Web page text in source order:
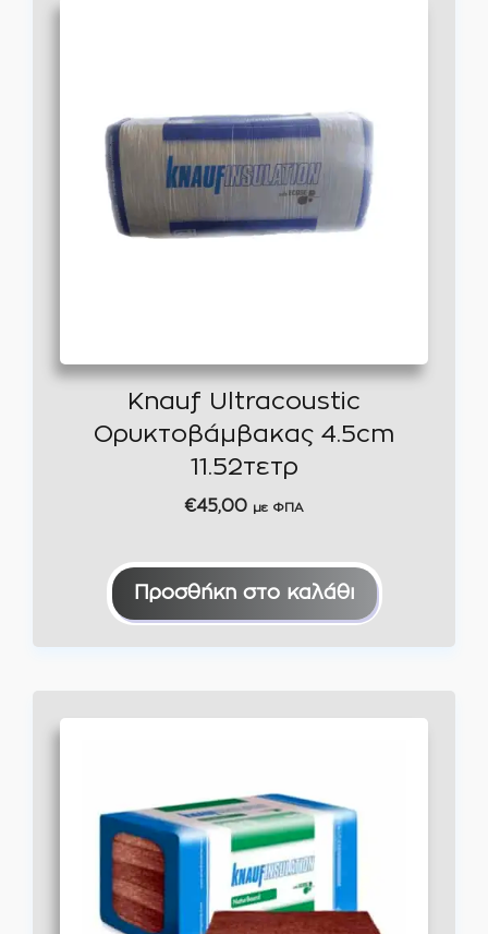
Knauf Ultracoustic
Ορυκτοβάμβακας 4.5cm
11.52τετρ
€45,00 με ΦΠΑ
Προσθήκη στο καλάθι